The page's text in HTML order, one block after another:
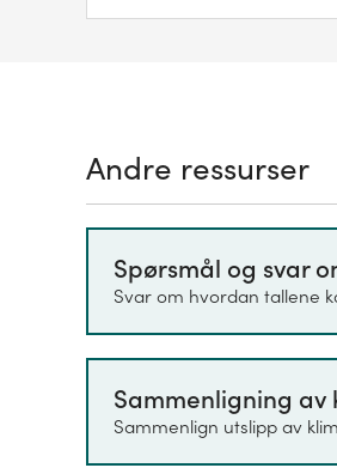
produksjon av
skjer i utlandet
enhet CO
2
-
sammenligne
Andre ressurser
Spørsmål og svar
Svar om hvordan tallene
Sammenligning av
Sammenlign utslipp av